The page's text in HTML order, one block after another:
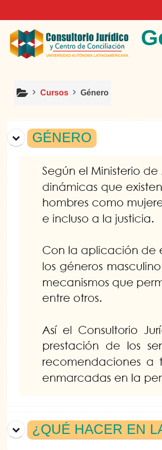
Cursos Género
Diagrama de temas
GÉNERO
¿QUÉ HACER EN